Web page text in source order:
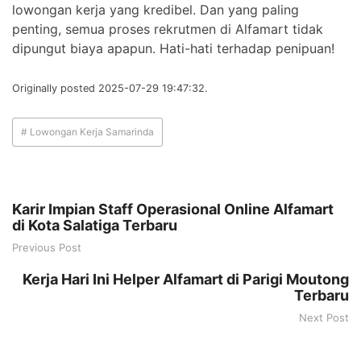
lowongan kerja yang kredibel. Dan yang paling
penting, semua proses rekrutmen di Alfamart tidak
dipungut biaya apapun. Hati-hati terhadap penipuan!
Originally posted 2025-07-29 19:47:32.
# Lowongan Kerja Samarinda
Karir Impian Staff Operasional Online Alfamart
di Kota Salatiga Terbaru
Previous Post
Kerja Hari Ini Helper Alfamart di Parigi Moutong
Terbaru
Next Post